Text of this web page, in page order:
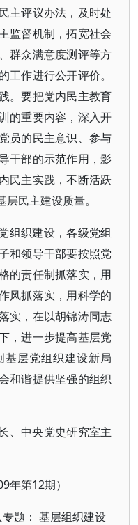
主评议办法，及时处
监督机制，拓宽社会
群众满意度测评等方
工作进行公开评价。
。要把党内民主教育
的重要内容，深入开
员的民主意识、参与
干部的示范作用，影
民主实践，不断活跃
民主建设质量。
组织建设，各级党组
和领导干部要按照党
的责任制抓落实，用
风抓落实，用科学的
实，在以胡锦涛同志
，进一步提高基层党
层党组织建设新局
和谐提供坚强的组织
、中央党史研究室主
年第12期）
题：基层组织建设